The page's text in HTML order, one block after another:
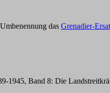
das Grenadier-
1945, Band 8: Die